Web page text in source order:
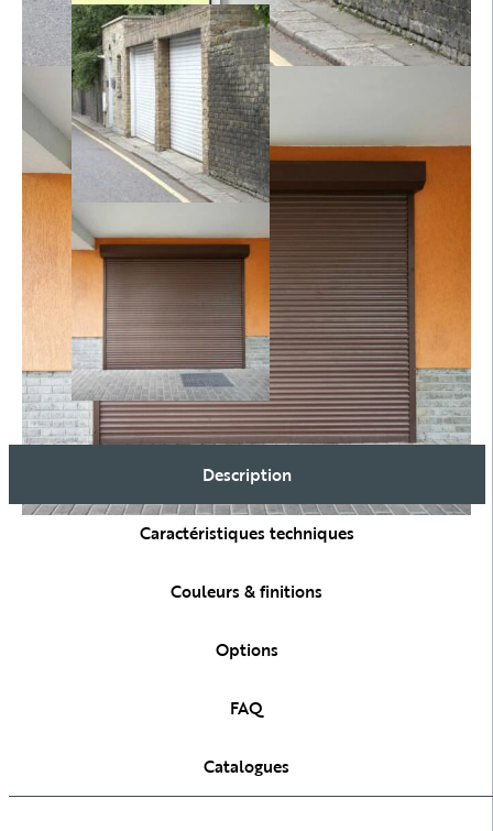
Description
Caractéristiques techniques
Couleurs & finitions
Options
FAQ
Catalogues